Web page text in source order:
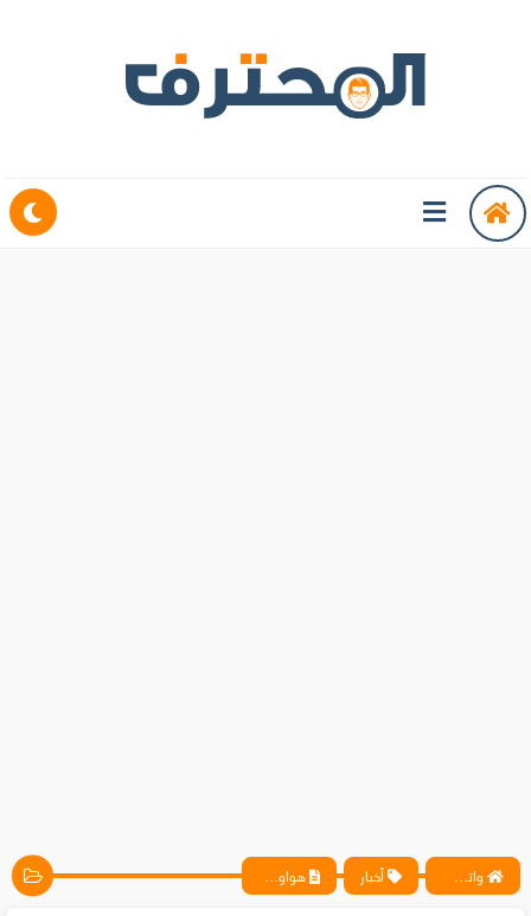
واتس آب ، فيسبوك ، أنترنت ، شروحات تقنية حصرية - المحترف أخبار هواوي تعلن عن هاتفها الجديد Ascend Y550